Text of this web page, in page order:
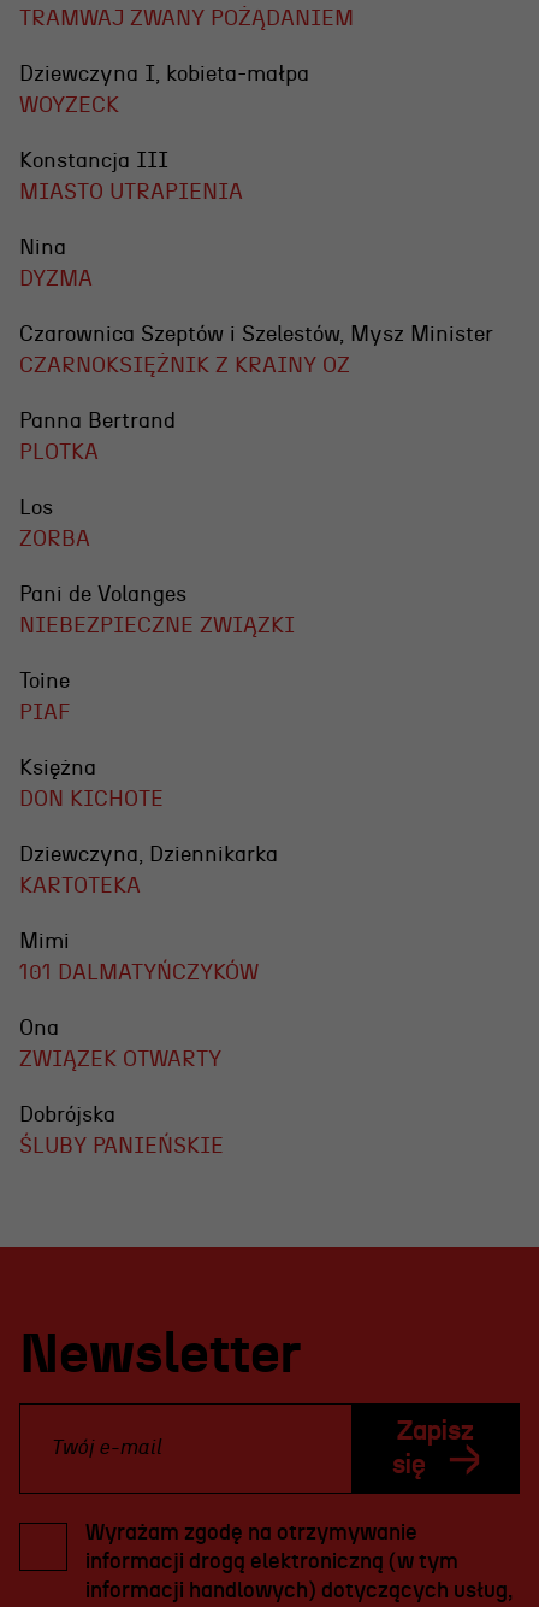
TRAMWAJ ZWANY POŻĄDANIEM
Dziewczyna I, kobieta-małpa
WOYZECK
Konstancja III
MIASTO UTRAPIENIA
Nina
DYZMA
Czarownica Szeptów i Szelestów, Mysz Minister
CZARNOKSIĘŻNIK Z KRAINY OZ
Panna Bertrand
PLOTKA
Los
ZORBA
Pani de Volanges
NIEBEZPIECZNE ZWIĄZKI
Toine
PIAF
Księżna
DON KICHOTE
Dziewczyna, Dziennikarka
KARTOTEKA
Mimi
101 DALMATYŃCZYKÓW
Ona
ZWIĄZEK OTWARTY
Dobrójska
ŚLUBY PANIEŃSKIE
Newsletter
Zapisz
się
Wyrażam zgodę na otrzymywanie
informacji drogą elektroniczną (w tym
informacji handlowych) dotyczących usług,